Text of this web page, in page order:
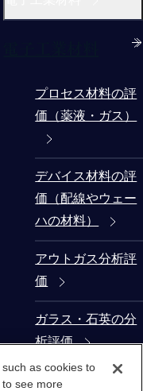
プロセス材料の評
価（薬液・ガス）
デバイス材料の評
価（配線やウェー
ハの材料）
アウトガス分析評
価
ガラス・石英の分
析評価
コンタミネーショ
as cookies to
to see more